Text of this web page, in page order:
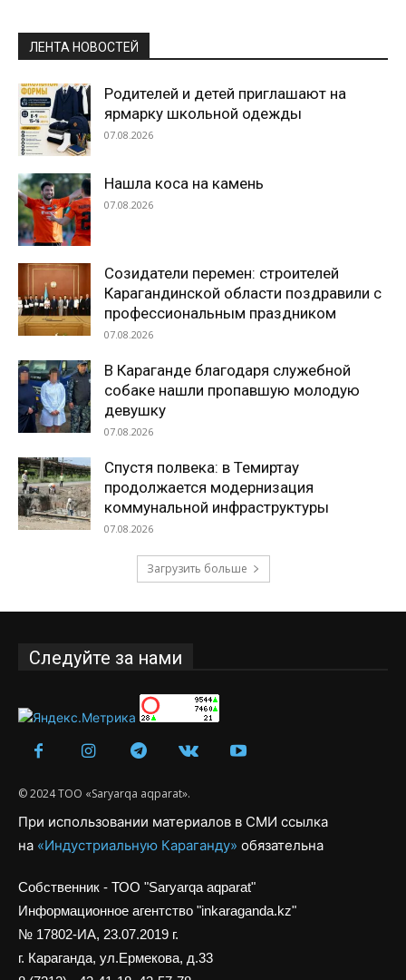
ЛЕНТА НОВОСТЕЙ
Родителей и детей приглашают на
ярмарку школьной одежды
07.08.2026
Нашла коса на камень
07.08.2026
Созидатели перемен: строителей
Карагандинской области поздравили с
профессиональным праздником
07.08.2026
В Караганде благодаря служебной
собаке нашли пропавшую молодую
девушку
07.08.2026
Спустя полвека: в Темиртау
продолжается модернизация
коммунальной инфраструктуры
07.08.2026
Загрузить больше
Следуйте за нами
© 2024 ТОО «Saryarqa aqparat».
При использовании материалов в СМИ ссылка
на «Индустриальную Караганду» обязательна
Собственник - ТОО "Saryarqa aqparat"
Информационное агентство "inkaraganda.kz"
№ 17802-ИА, 23.07.2019 г.
г. Караганда, ул.Ермекова, д.33